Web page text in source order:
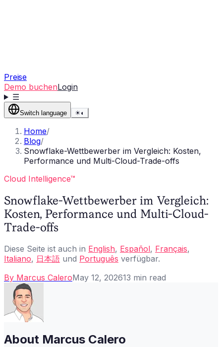
Preise
Demo buchenLogin
☰
Switch language ☀◐
Home/
Blog/
Snowflake-Wettbewerber im Vergleich: Kosten,
Performance und Multi-Cloud-Trade-offs
Cloud Intelligence™
Snowflake-Wettbewerber im Vergleich:
Kosten, Performance und Multi-Cloud-
Trade-offs
Diese Seite ist auch in English, Español, Français,
Italiano, 日本語 und Português verfügbar.
By Marcus CaleroMay 12, 202613 min read
About Marcus Calero